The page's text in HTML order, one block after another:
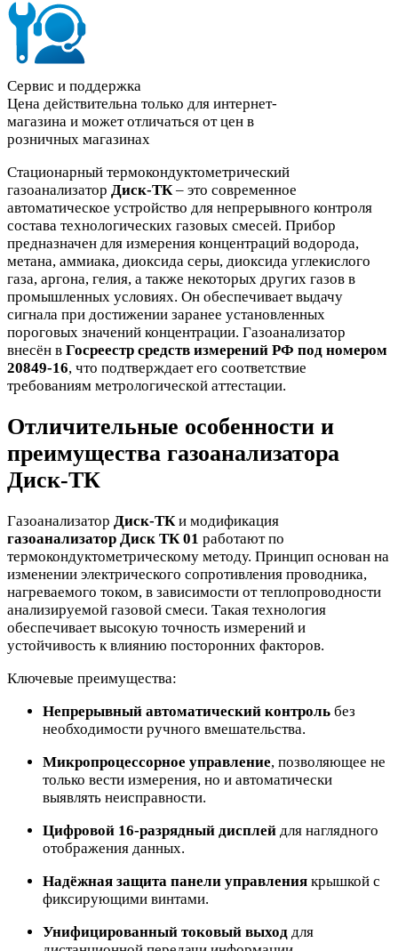
Сервис и поддержка
Цена действительна только для интернет-
магазина и может отличаться от цен в
розничных магазинах
Стационарный термокондуктометрический
газоанализатор Диск-ТК – это современное
автоматическое устройство для непрерывного контроля
состава технологических газовых смесей. Прибор
предназначен для измерения концентраций водорода,
метана, аммиака, диоксида серы, диоксида углекислого
газа, аргона, гелия, а также некоторых других газов в
промышленных условиях. Он обеспечивает выдачу
сигнала при достижении заранее установленных
пороговых значений концентрации. Газоанализатор
внесён в Госреестр средств измерений РФ под номером
20849-16, что подтверждает его соответствие
требованиям метрологической аттестации.
Отличительные особенности и
преимущества газоанализатора
Диск-ТК
Газоанализатор Диск-ТКи модификация
газоанализатор Диск ТК 01 работают по
термокондуктометрическому методу. Принцип основан на
изменении электрического сопротивления проводника,
нагреваемого током, в зависимости от теплопроводности
анализируемой газовой смеси. Такая технология
обеспечивает высокую точность измерений и
устойчивость к влиянию посторонних факторов.
Ключевые преимущества:
Непрерывный автоматический контроль без
необходимости ручного вмешательства.
Микропроцессорное управление, позволяющее не
только вести измерения, но и автоматически
выявлять неисправности.
Цифровой 16-разрядный дисплей для наглядного
отображения данных.
Надёжная защита панели управления крышкой с
фиксирующими винтами.
Унифицированный токовый выход для